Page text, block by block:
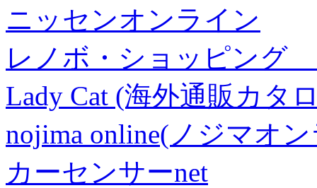
ニッセンオンライン
レノボ・ショッピング
Lady Cat (海外通販カタ
nojima online(ノジマオ
カーセンサーnet